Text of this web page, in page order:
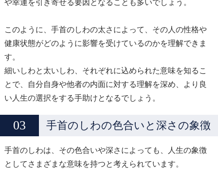
や幸運を引き寄せる要因となることも多いでしょう。
このように、手首のしわの太さによって、その人の性格や
健康状態がどのように影響を受けているのかを理解できま
す。
細いしわと太いしわ、それぞれに込められた意味を知るこ
とで、自分自身や他者の内面に対する理解を深め、より良
い人生の選択をする手助けとなるでしょう。
手首のしわの色合いと深さの象徴
手首のしわは、その色合いや深さによっても、人生の象徴
としてさまざまな意味を持つと考えられています。